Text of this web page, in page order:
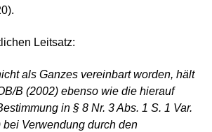
Leitsatz:
als Ganzes vereinbart worden, hält
B (2002) ebenso wie die hierauf
in § 8 Nr. 3 Abs. 1 S. 1 Var.
bei Verwendung durch den